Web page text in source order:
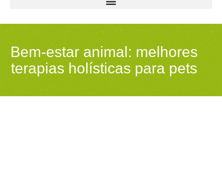
Bem-estar animal: melhores
terapias holísticas para pets